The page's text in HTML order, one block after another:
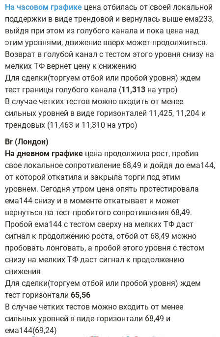
На часовом графике цена отбилась от своей локальной
поддержки в виде трендовой и вернулась выше ема233,
выйдя при этом из голубого канала и пока цена над
этим уровнями, движение вверх может продолжиться.
Возврат в голубой канал с тестом этого уровня снизу на
мелких ТФ вернет цену к снижению
Для сделки(торгуем отбой или пробой уровня) ждем
тест границы голубого канала (11,313 на утро)
В случае четких тестов можно входить от менее
сильных уровней в виде горизонталей 11,425, 11,204 и
трендовых (11,463 и 11,310 на утро)
Br (Лондон)
На дневном графике цена продолжила рост, пробив
свое локальное сопротивление 68,49 и дойдя до ема144,
от которой откатила и закрыла торги под этим
уровнем. Сегодня утром цена опять протестировала
ема144 снизу и в моменте откатывает и может
вернуться на тест пробитого сопротивления 68,49.
Пробой ема144 с тестом сверху на мелких ТФ даст
сигнал к продолжению роста, отбой от 68,49 можно
пробовать лонговать, а пробой этого уровня с тестом
снизу на мелких ТФ даст сигнал к продолжению
снижения
Для сделки(торгуем отбой или пробой уровня) ждем
тест горизонтали 65,56
В случае четких тестов можно входить от менее
сильных уровней в виде горизонтали 68,49 и
ема144(69,24)